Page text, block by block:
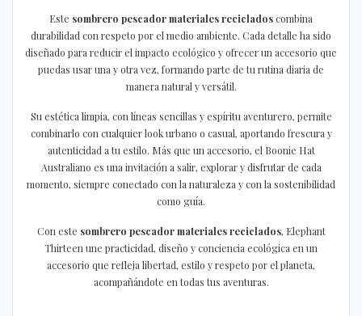
Este sombrero pescador materiales recicladoscombina
durabilidad con respeto por el medio ambiente. Cada detalle ha sido
diseñado para reducir el impacto ecológico y ofrecer un accesorio que
puedas usar una y otra vez, formando parte de tu rutina diaria de
manera natural y versátil.
Su estética limpia, con líneas sencillas y espíritu aventurero, permite
combinarlo con cualquier look urbano o casual, aportando frescura y
autenticidad a tu estilo. Más que un accesorio, el Boonie Hat
Australiano es una invitación a salir, explorar y disfrutar de cada
momento, siempre conectado con la naturaleza y con la sostenibilidad
como guía.
Con este sombrero pescador materiales reciclados, Elephant
Thirteen une practicidad, diseño y conciencia ecológica en un
accesorio que refleja libertad, estilo y respeto por el planeta,
acompañándote en todas tus aventuras.